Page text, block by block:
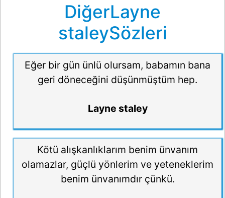
DiğerLayne
staleySözleri
Eğer bir gün ünlü olursam, babamın bana
geri döneceğini düşünmüştüm hep.
Layne staley
Kötü alışkanlıklarım benim ünvanım
olamazlar, güçlü yönlerim ve yeteneklerim
benim ünvanımdır çünkü.